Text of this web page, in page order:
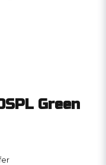
Green